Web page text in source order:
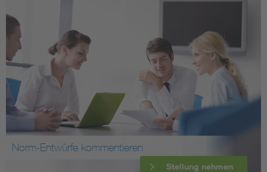
Norm-Entwürfe kommentieren
Stellung nehmen